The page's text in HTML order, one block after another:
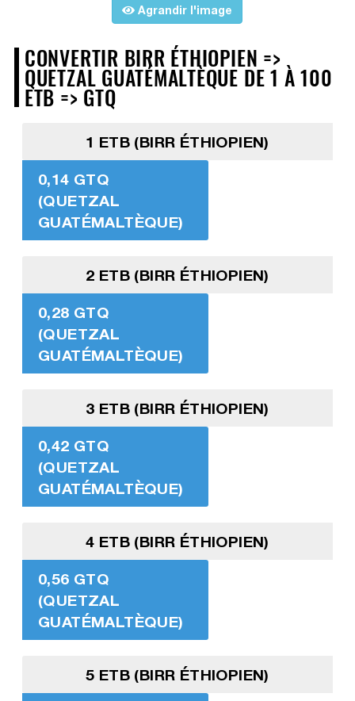
Agrandir l'image
CONVERTIR BIRR ÉTHIOPIEN =>
QUETZAL GUATÉMALTÈQUE DE 1 À 100
ETB => GTQ
1 ETB (BIRR ÉTHIOPIEN)
0,14 GTQ
(QUETZAL
GUATÉMALTÈQUE)
2 ETB (BIRR ÉTHIOPIEN)
0,28 GTQ
(QUETZAL
GUATÉMALTÈQUE)
3 ETB (BIRR ÉTHIOPIEN)
0,42 GTQ
(QUETZAL
GUATÉMALTÈQUE)
4 ETB (BIRR ÉTHIOPIEN)
0,56 GTQ
(QUETZAL
GUATÉMALTÈQUE)
5 ETB (BIRR ÉTHIOPIEN)